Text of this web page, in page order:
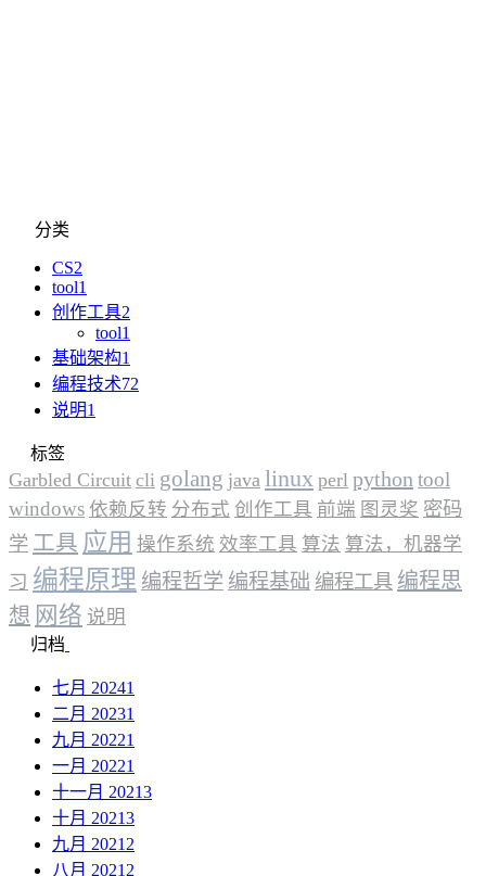
分类
CS2
tool1
创作工具2
tool1
基础架构1
编程技术72
说明1
标签
Garbled Circuit cli golang java linux perl python tool
windows 依赖反转 分布式 创作工具 前端 图灵奖 密码
学 工具 应用 操作系统 效率工具 算法 算法，机器学
习 编程原理 编程哲学 编程基础 编程工具 编程思
想 网络 说明
归档
七月 20241
二月 20231
九月 20221
一月 20221
十一月 20213
十月 20213
九月 2021 2
八月 2021 2